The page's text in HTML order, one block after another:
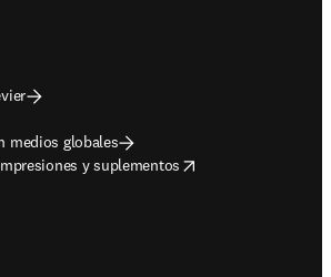
medios globales
y suplementos
window